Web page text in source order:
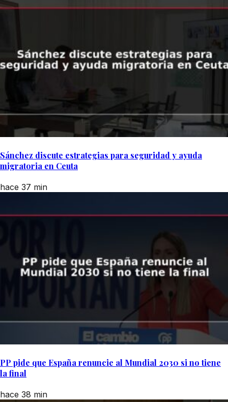
Sánchez discute estrategias para seguridad y ayuda
migratoria en Ceuta
hace 37 min
PP pide que España renuncie al Mundial 2030 si no tiene
la final
hace 38 min